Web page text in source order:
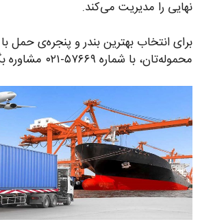
نهایی را مدیریت می‌کند.
برای انتخاب بهترین بندر و پنجره‌ی حمل
محموله‌تان، با شماره ۵۷۶۶۹-۰۲۱ مشاوره بگیرید.